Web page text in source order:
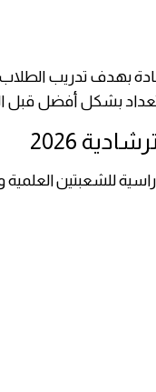
مادة بهدف تدريب
بشكل أفضل قبل
2026
للشعبتين العلمية